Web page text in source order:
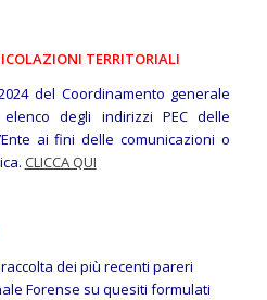
TERRITORIALI
del Coordinamento generale
degli indirizzi PEC delle
ai fini delle comunicazioni o
CLICCA QUI
dei più recenti pareri
Forense su quesiti formulati